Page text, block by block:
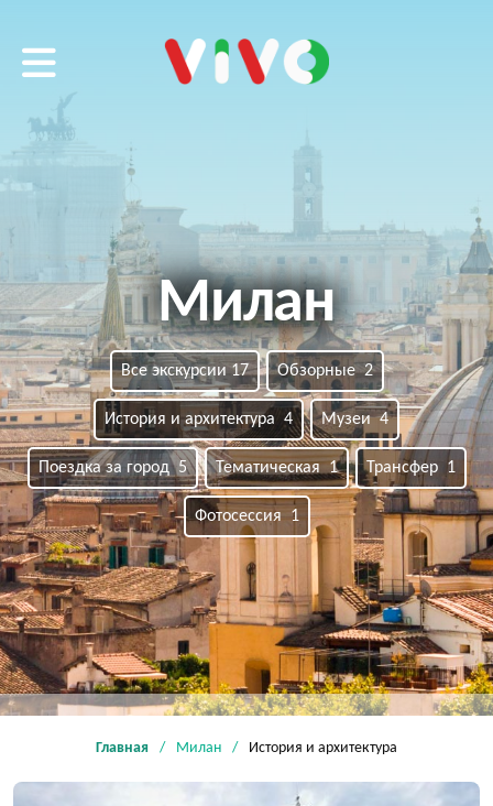
VIVO tour
Милан
Все экскурсии 17 Обзорные 2
История и архитектура 4 Музеи 4
Поездка за город 5 Тематическая 1 Трансфер 1
Фотосессия 1
Главная Милан История и архитектура